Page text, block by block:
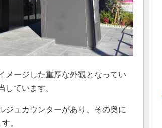
メージした重厚な外観となってい
しています。
ジュカウンターがあり、その奥に
。